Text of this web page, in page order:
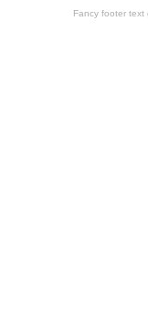
Fancy footer